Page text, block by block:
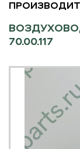
70.00.117